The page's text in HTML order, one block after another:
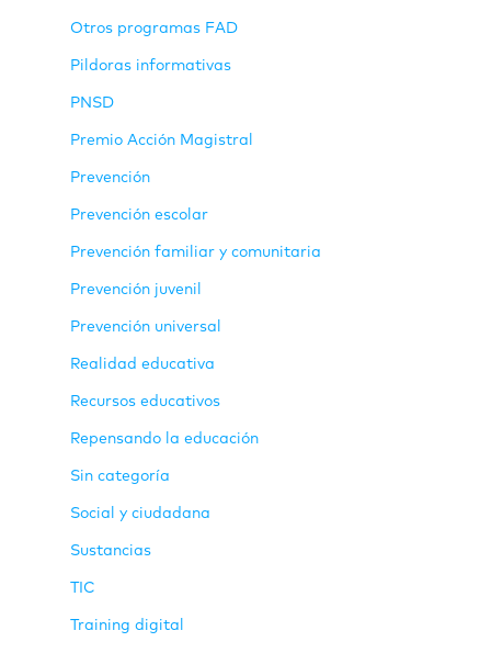
Otros programas FAD
Pildoras informativas
PNSD
Premio Acción Magistral
Prevención
Prevención escolar
Prevención familiar y comunitaria
Prevención juvenil
Prevención universal
Realidad educativa
Recursos educativos
Repensando la educación
Sin categoría
Social y ciudadana
Sustancias
TIC
Training digital